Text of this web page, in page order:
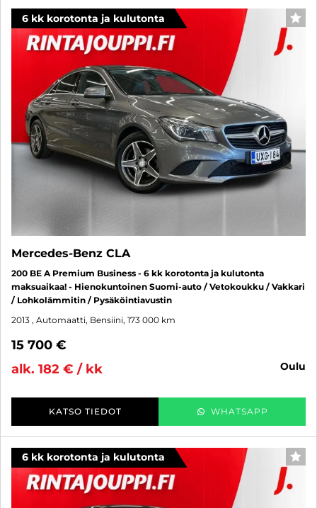
6 kk korotonta ja kulutonta
Mercedes-Benz CLA
200 BE A Premium Business - 6 kk korotonta ja kulutonta
maksuaikaa! - Hienokuntoinen Suomi-auto / Vetokoukku / Vakkari
/ Lohkolämmitin / Pysäköintiavustin
2013 , Automaatti, Bensiini, 173 000 km
15 700 €
alk. 182 € / kk
oulu
KATSO TIEDOT WHATSAPP
6 kk korotonta ja kulutonta